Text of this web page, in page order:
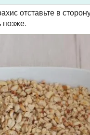
отставьте в
позже.